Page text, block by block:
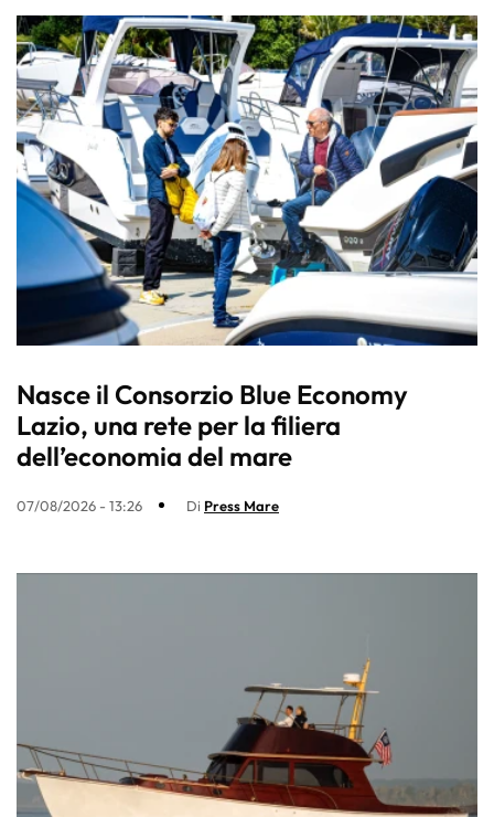
Nasce il Consorzio Blue Economy
Lazio, una rete per la filiera
dell’economia del mare
07/08/2026 - 13:26 Di Press Mare